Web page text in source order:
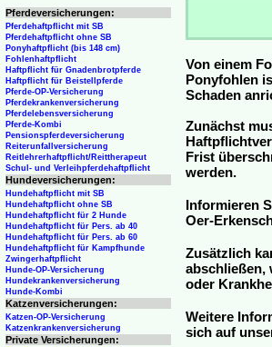
Von einem
Ponyfohlen
Schaden
Zunächst
Frist
werden.
Informieren
Oer-
Zusätzlich
abschließen,
oder
Weitere
sich auf
Pferdeversicherungen:
Pferdehaftpflicht mit SB
Pferdehaftpflicht ohne SB
Ponyhaftpflicht (bis 148 cm)
Fohlenhaftpflicht
Haftpflicht für Gnadenbrotpferde
Haftpflicht für Beistellpferde
Pferde-OP-Versicherung
Pferdekrankenversicherung
Pferdelebensversicherung
Pferde-Kombi
Pensionspferdeversicherung
Reiterunfallversicherung
Reitlehrerhaftpflicht/Reittherapeut
Schul- und Verleihpferdehaftpflicht
Hundeversicherungen:
Hundehaftpflicht mit SB
Hundehaftpflicht ohne SB
Hundehaftpflicht für 2 Hunde
Hundehaftpflicht für Pers. ab 40
Hundehaftpflicht für Pers. ab 60
Hundehaftpflicht für Kampfhunde
Zwingerhaftpflicht
Hunde-OP-Versicherung
Hundekrankenversicherung
Hunde-Kombi
Katzenversicherungen:
Katzen-OP-Versicherung
Katzenkrankenversicherung
Private Versicherungen: